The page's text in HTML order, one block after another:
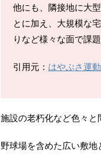
他にも、隣接地に大
とに加え、大規模な
りなど様々な面で課
引用元： はやぶさ運
施設の老朽化など色々と
野球場を含めた広い敷地